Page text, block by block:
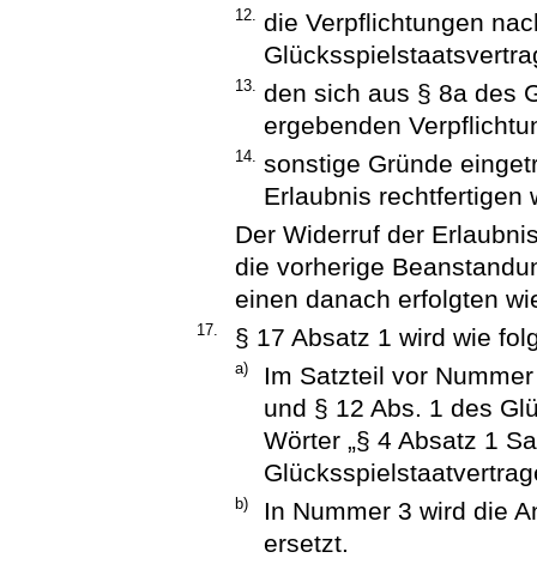
12. die Verpflichtungen
13. den sich aus § 8a des
ergebenden
14. sonstige Gründe
Erlaubnis rechtfertigen
Der Widerruf der
die vorherige
einen danach erfolgten
17. § 17 Absatz 1 wird wie
a)
Im Satzteil vor
und § 12 Abs. 1 des
Wörter „§ 4 Absatz 1
b)
In Nummer 3 wird die
ersetzt.